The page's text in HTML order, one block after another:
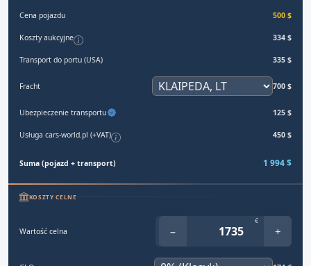
Cena pojazdu 500 $
Koszty aukcyjne 334 $
Transport do portu (USA) 335 $
Fracht 700 $
Ubezpieczenie transportu 125 $
Usługa cars-world.pl (+VAT) 450 $
Suma (pojazd + transport) 1 994 $
KOSZTY CELNE
Wartość celna −
€
+